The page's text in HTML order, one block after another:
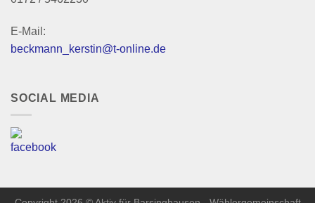
E-Mail:
beckmann_kerstin@t-online.de
SOCIAL MEDIA